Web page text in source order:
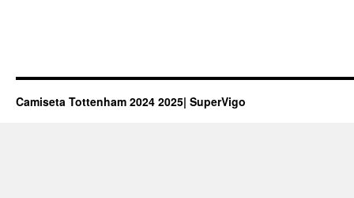
Camiseta Tottenham 2024 2025| SuperVigo